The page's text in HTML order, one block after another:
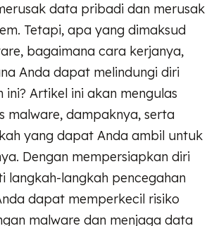
data pribadi dan merusak
Tetapi, apa yang dimaksud
bagaimana cara kerjanya,
Anda dapat melindungi diri
ini? Artikel ini akan mengulas
malware, dampaknya, serta
yang dapat Anda ambil untuk
Dengan mempersiapkan diri
langkah-langkah pencegahan
dapat memperkecil risiko
malware dan menjaga data